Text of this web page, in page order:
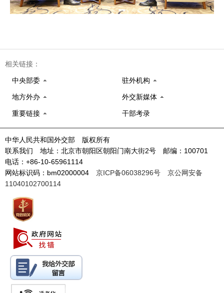
相关链接：
中央部委 驻外机构
地方外办 外交新媒体
重要链接 干部考录
中华人民共和国外交部 版权所有
联系我们 地址：北京市朝阳区朝阳门南大街2号 邮编：100701
电话：+86-10-65961114
网站标识码：bm02000004 京ICP备06038296号
京公网安备
11040102700114